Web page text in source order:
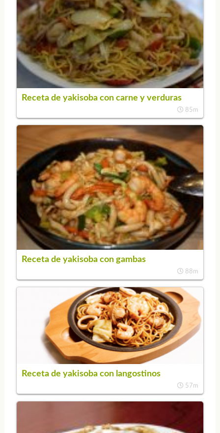
Receta de yakisoba con carne y verduras
85m
Receta de yakisoba con gambas
88m
Receta de yakisoba con langostinos
57m